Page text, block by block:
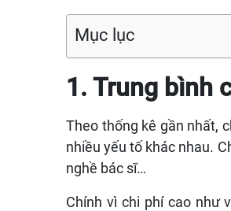
Mục lục
1. Trung bình
Theo thống kê gần nhất,
nhiều yếu tố khác nhau.
nghề bác sĩ…
Chính vì chi phí cao như